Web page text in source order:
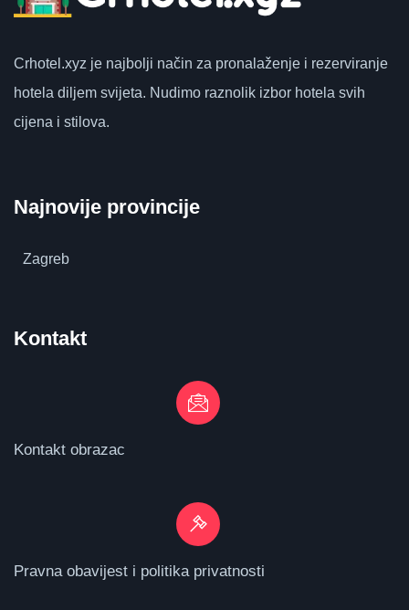
Crhotel.xyz je najbolji način za pronalaženje i rezerviranje
hotela diljem svijeta. Nudimo raznolik izbor hotela svih
cijena i stilova.
Najnovije provincije
Zagreb
Kontakt
Kontakt obrazac
Pravna obavijest i politika privatnosti